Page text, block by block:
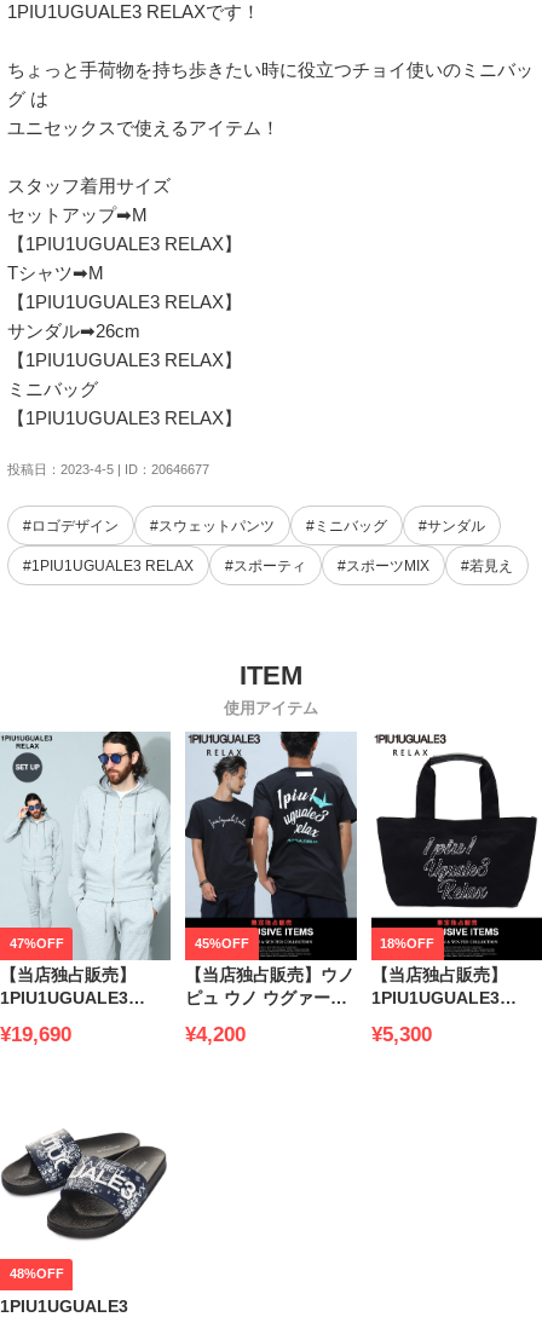
1PIU1UGUALE3 RELAXです！
ちょっと手荷物を持ち歩きたい時に役立つチョイ使いのミニバッ
グ は
ユニセックスで使えるアイテム！
スタッフ着用サイズ
セットアップ➡M
【1PIU1UGUALE3 RELAX】
Tシャツ➡M
【1PIU1UGUALE3 RELAX】
サンダル➡26cm
【1PIU1UGUALE3 RELAX】
ミニバッグ
【1PIU1UGUALE3 RELAX】
投稿日：2023-4-5 | ID：20646677
#ロゴデザイン #スウェットパンツ #ミニバッグ #サンダル
#1PIU1UGUALE3 RELAX #スポーティ #スポーツMIX #若見え
使用アイテム
47%OFF
【当店独占販売】
1PIU1UGUALE3
ノ ウグァーレ トレ リ
アップ メンズ ブラン
ド 1PRUSO22122SZ
¥19,690
45%OFF
【当店独占販売】ウノ
ピュ ウノ ウグァーレ
ズ Tシャツ 半袖
¥4,200
18%OFF
【当店独占販売】
1PIU1UGUALE3
ノ ウグァーレ トレ リ
¥5,300
48%OFF
1PIU1UGUALE3